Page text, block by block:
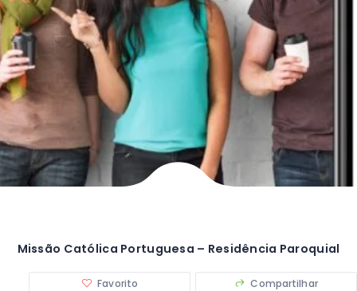
Missão Católica Portuguesa – Residência Paroquial
Favorito Compartilhar